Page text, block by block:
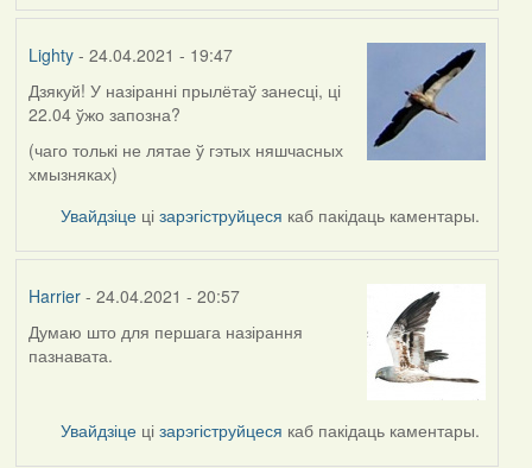
Lighty- 24.04.2021 - 19:47
In
reply
to
by
Дзякуй! У назіранні прылётаў занесці, ці
22.04 ўжо запозна?
(чаго толькі не лятае ў гэтых няшчасных
хмызняках)
Увайдзіце цізарэгіструйцеся каб пакідаць каментары.
Harrier- 24.04.2021 - 20:57
In
reply
Lighty
Думаю што для першага назірання
пазнавата.
Увайдзіце цізарэгіструйцеся каб пакідаць каментары.